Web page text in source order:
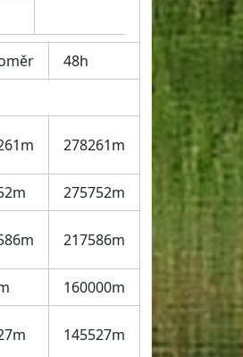
48h
278261m
275752m
217586m
160000m
145527m